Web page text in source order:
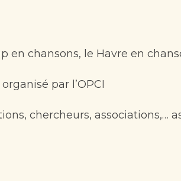
en chansons, le Havre en
par l’OPCI
chercheurs, associations,…